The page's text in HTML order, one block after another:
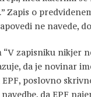
Zapis o
ne navede,
zapisniku nikjer
da je novinar
poslovno
da EPF